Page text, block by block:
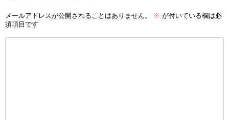
メールアドレスが公開されることはありません。 ※ が付いている欄は必
須項目です